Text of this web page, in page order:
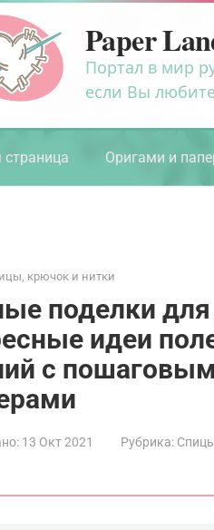
Paper
Портал в мир
если Вы
страница Оригами и
крючок и нитки
поделки
идеи
с
13 Окт 2021 Рубрика: